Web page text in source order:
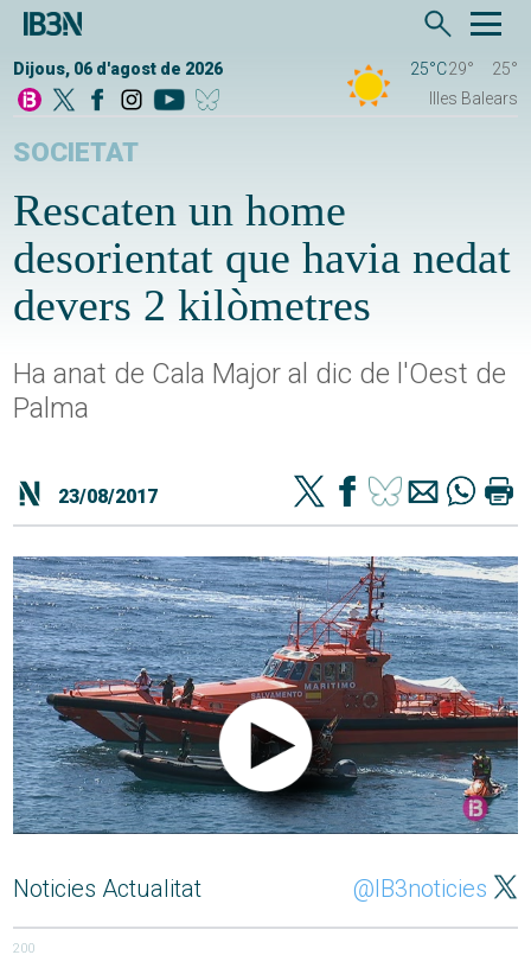
Dijous, 06 d'agost de 2026 25°C29°
25°
Illes Balears
SOCIETAT
Rescaten un home
desorientat que havia nedat
devers 2 kilòmetres
Ha anat de Cala Major al dic de l'Oest de
Palma
23/08/2017
Noticies Actualitat @IB3noticies
200